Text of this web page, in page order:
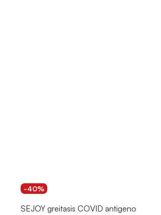
-40%
SEJOY greitasis COVID antigeno